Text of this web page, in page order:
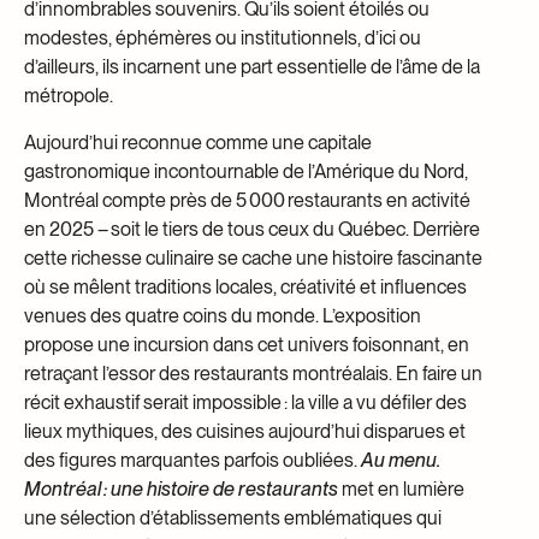
d’innombrables souvenirs. Qu’ils soient étoilés ou
modestes, éphémères ou institutionnels, d’ici ou
d’ailleurs, ils incarnent une part essentielle de l’âme de la
métropole.
Aujourd’hui reconnue comme une capitale
gastronomique incontournable de l’Amérique du Nord,
Montréal compte près de 5 000 restaurants en activité
en 2025 – soit le tiers de tous ceux du Québec. Derrière
cette richesse culinaire se cache une histoire fascinante
où se mêlent traditions locales, créativité et influences
venues des quatre coins du monde. L’exposition
propose une incursion dans cet univers foisonnant, en
retraçant l’essor des restaurants montréalais. En faire un
récit exhaustif serait impossible : la ville a vu défiler des
lieux mythiques, des cuisines aujourd’hui disparues et
des figures marquantes parfois oubliées.Au menu.
Montréal : une histoire de restaurants met en lumière
une sélection d’établissements emblématiques qui